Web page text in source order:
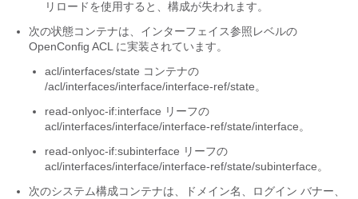
リロードを使用すると、構成が失われます。
次の状態コンテナは、インターフェイス参照レベルの
OpenConfig ACL に実装されています。
acl/interfaces/state コンテナの
/acl/interfaces/interface/interface-ref/state。
read-onlyoc-if:interface リーフの
acl/interfaces/interface/interface-ref/state/interface。
read-onlyoc-if:subinterface リーフの
acl/interfaces/interface/interface-ref/state/subinterface。
次のシステム構成コンテナは、ドメイン名、ログイン バナー、